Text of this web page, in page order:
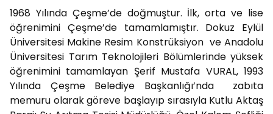
1968 Yılında Çeşme’de doğmuştur. İlk, orta ve lise
öğrenimini Çeşme’de tamamlamıştır. Dokuz Eylül
Üniversitesi Makine Resim Konstrüksiyon ve Anadolu
Üniversitesi Tarım Teknolojileri Bölümlerinde yüksek
öğrenimini tamamlayan Şerif Mustafa VURAL, 1993
Yılında Çeşme Belediye Başkanlığı’nda zabıta
memuru olarak göreve başlayıp sırasıyla Kutlu Aktaş